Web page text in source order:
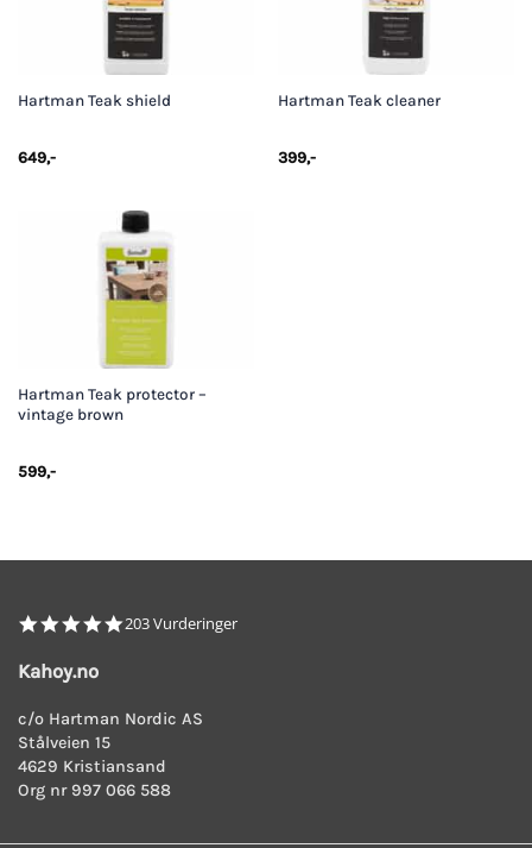
Hartman Teak shield
649,-
Hartman Teak cleaner
399,-
Hartman Teak protector –
vintage brown
599,-
4.8
203 Vurderinger
Kahoy.no
c/o Hartman Nordic AS
Stålveien 15
4629 Kristiansand
Org nr 997 066 588